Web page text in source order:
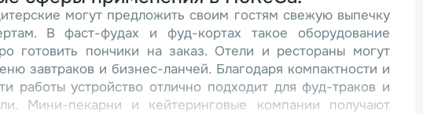
могут предложить своим гостям свежую выпечку
В фаст-фудах и фуд-кортах такое оборудование
готовить пончики на заказ. Отели и рестораны могут
завтраков и бизнес-ланчей. Благодаря компактности и
работы устройство отлично подходит для фуд-траков и
Мини-пекарни и кейтеринговые компании получают